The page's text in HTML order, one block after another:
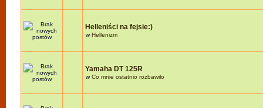
Helleniści na fejsie:)
wHellenizm
Yamaha DT 125R
wCo mnie ostatnio rozbawiło